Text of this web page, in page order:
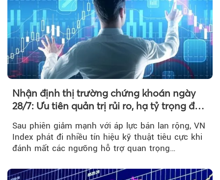
Nhận định thị trường chứng khoán ngày
28/7: Ưu tiên quản trị rủi ro, hạ tỷ trọng đòn
Sau phiên giảm mạnh với áp lực bán lan rộng, VN
Index phát đi nhiều tín hiệu kỹ thuật tiêu cực khi
đánh mất các ngưỡng hỗ trợ quan trọng…